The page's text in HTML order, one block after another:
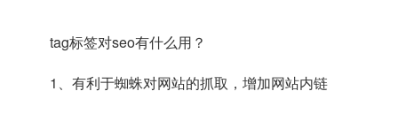
tag标签对seo有什么用？
1、有利于蜘蛛对网站的抓取，增加网站内链